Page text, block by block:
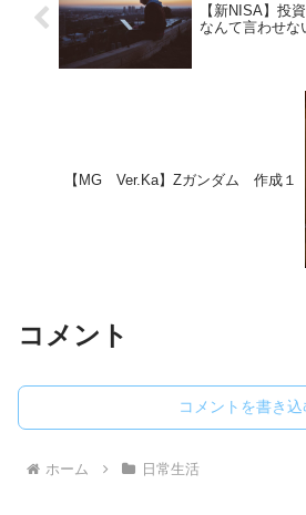
【新NISA】投
なんて言わせな
【MG Ver.Ka】Zガンダム 作成１
コメント
コメントを書き込
ホーム 日常生活